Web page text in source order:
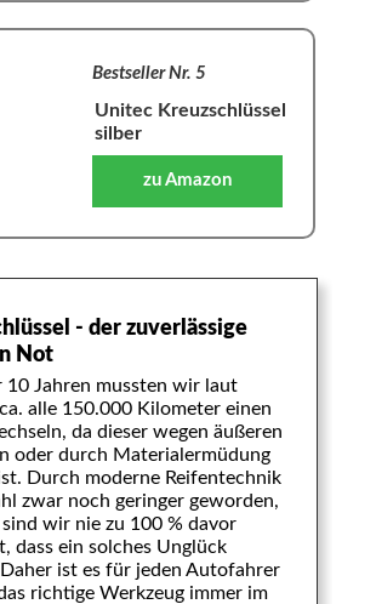
Bestseller Nr. 5
Unitec Kreuzschlüssel
silber
zu Amazon
- der zuverlässige
Not
10 Jahren mussten wir laut
alle 150.000 Kilometer einen
da dieser wegen äußeren
oder durch Materialermüdung
Durch moderne Reifentechnik
zwar noch geringer geworden,
wir nie zu 100 % davor
dass ein solches Unglück
ist es für jeden Autofahrer
richtige Werkzeug immer im